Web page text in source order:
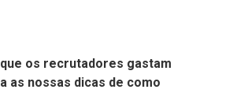
os recrutadores gastam
as nossas dicas de como